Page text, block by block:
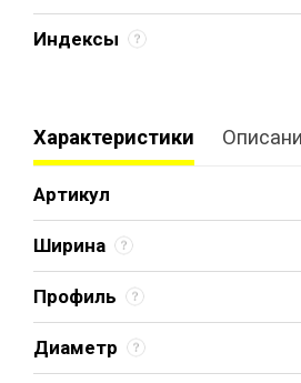
Индексы
Характеристики
Артикул
Ширина
Профиль
Диаметр